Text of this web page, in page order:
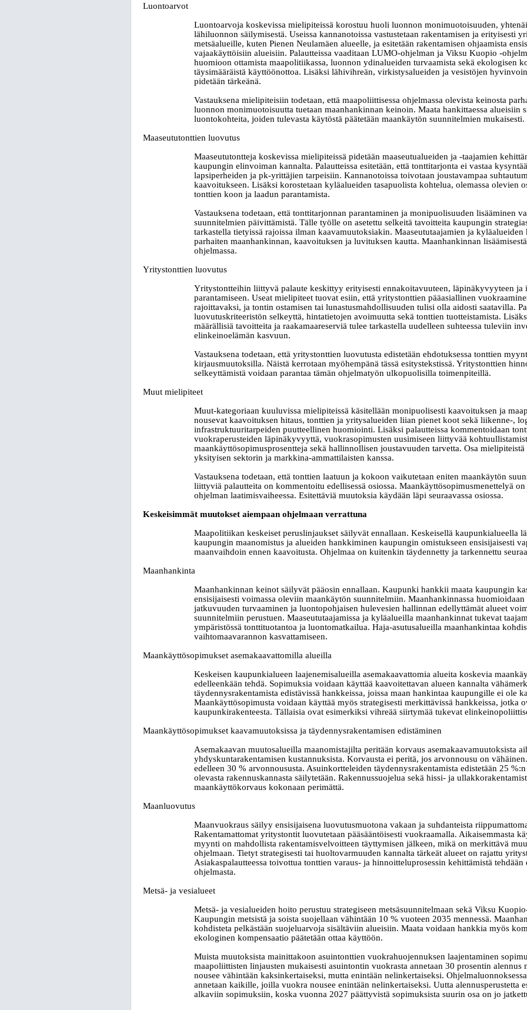
Luontoarvot
Luontoarvoja koskevissa mielipiteissä korostuu huoli luonnon monimuotoisuuden,
lähiluonnon säilymisestä. Useissa kannanotoissa vastustetaan rakentamisen ja erityisesti
metsäalueille, kuten Pienen Neulamäen alueelle, ja esitetään rakentamisen ohjaamista
vajaakäyttöisiin alueisiin. Palautteissa vaaditaan LUMO-ohjelman ja Viksu Kuopio -
huomioon ottamista maapolitiikassa, luonnon ydinalueiden turvaamista sekä ekologisen
täysimääräistä käyttöönottoa. Lisäksi lähivihreän, virkistysalueiden ja vesistöjen
pidetään tärkeänä.
Vastauksena mielipiteisiin todetaan, että maapoliittisessa ohjelmassa olevista keinosta
luonnon monimuotoisuutta tuetaan maanhankinnan keinoin. Maata hankittaessa alueisiin
luontokohteita, joiden tulevasta käytöstä päätetään maankäytön suunnitelmien mukaisesti.
Maaseututonttien luovutus
Maaseututontteja koskevissa mielipiteissä pidetään maaseutualueiden ja -taajamien
kaupungin elinvoiman kannalta. Palautteissa esitetään, että tonttitarjonta ei vastaa
lapsiperheiden ja pk-yrittäjien tarpeisiin. Kannanotoissa toivotaan joustavampaa
kaavoitukseen. Lisäksi korostetaan kyläalueiden tasapuolista kohtelua, olemassa olevien
tonttien koon ja laadun parantamista.
Vastauksena todetaan, että tonttitarjonnan parantaminen ja monipuolisuuden lisääminen
suunnitelmien päivittämistä. Tälle työlle on asetettu selkeitä tavoitteita kaupungin
tarkastella tietyissä rajoissa ilman kaavamuutoksiakin. Maaseututaajamien ja kyläalueiden
parhaiten maanhankinnan, kaavoituksen ja luvituksen kautta. Maanhankinnan
ohjelmassa.
Yritystonttien luovutus
Yritystontteihin liittyvä palaute keskittyy erityisesti ennakoitavuuteen, läpinäkyvyyteen ja
parantamiseen. Useat mielipiteet tuovat esiin, että yritystonttien pääasiallinen
rajoittavaksi, ja tontin ostamisen tai lunastusmahdollisuuden tulisi olla aidosti saatavilla.
luovutuskriteeristön selkeyttä, hintatietojen avoimuutta sekä tonttien tuotteistamista.
määrällisiä tavoitteita ja raakamaareserviä tulee tarkastella uudelleen suhteessa tuleviin
elinkeinoelämän kasvuun.
Vastauksena todetaan, että yritystonttien luovutusta edistetään ehdotuksessa tonttien
kirjausmuutoksilla. Näistä kerrotaan myöhempänä tässä esitystekstissä. Yritystonttien
selkeyttämistä voidaan parantaa tämän ohjelmatyön ulkopuolisilla toimenpiteillä.
Muut mielipiteet
Muut-kategoriaan kuuluvissa mielipiteissä käsitellään monipuolisesti kaavoituksen ja
nousevat kaavoituksen hitaus, tonttien ja yritysalueiden liian pienet koot sekä liikenne-,
infrastruktuuritarpeiden puutteellinen huomiointi. Lisäksi palautteissa kommentoidaan
vuokraperusteiden läpinäkyvyyttä, vuokrasopimusten uusimiseen liittyvää
maankäyttösopimusprosentteja sekä hallinnollisen joustavuuden tarvetta. Osa
yksityisen sektorin ja markkina-ammattilaisten kanssa.
Vastauksena todetaan, että tonttien laatuun ja kokoon vaikutetaan eniten maankäytön
liittyviä palautteita on kommentoitu edellisessä osiossa. Maankäyttösopimusmenettelyä
ohjelman laatimisvaiheessa. Esitettäviä muutoksia käydään läpi seuraavassa osiossa.
Keskeisimmät muutokset aiempaan ohjelmaan verrattuna
Maapolitiikan keskeiset peruslinjaukset säilyvät ennallaan. Keskeisellä kaupunkialueella
kaupungin maanomistus ja alueiden hankkiminen kaupungin omistukseen ensisijaisesti
maanvaihdoin ennen kaavoitusta. Ohjelmaa on kuitenkin täydennetty ja tarkennettu
Maanhankinta
Maanhankinnan keinot säilyvät pääosin ennallaan. Kaupunki hankkii maata kaupungin
ensisijaisesti voimassa oleviin maankäytön suunnitelmiin. Maanhankinnassa
jatkuvuuden turvaaminen ja luontopohjaisen hulevesien hallinnan edellyttämät alueet
suunnitelmiin perustuen. Maaseututaajamissa ja kyläalueilla maanhankinnat tukevat
ympäristössä tonttituotantoa ja luontomatkailua. Haja‑asutusalueilla maanhankintaa
vaihtomaavarannon kasvattamiseen.
Maankäyttösopimukset asemakaavattomilla alueilla
Keskeisen kaupunkialueen laajenemisalueilla asemakaavattomia alueita koskevia
edelleenkään tehdä. Sopimuksia voidaan käyttää kaavoitettavan alueen kannalta
täydennysrakentamista edistävissä hankkeissa, joissa maan hankintaa kaupungille ei ole
Maankäyttösopimusta voidaan käyttää myös strategisesti merkittävissä hankkeissa, jotka
kaupunkirakenteesta. Tällaisia ovat esimerkiksi vihreää siirtymää tukevat
Maankäyttösopimukset kaavamuutoksissa ja täydennysrakentamisen edistäminen
Asemakaavan muutosalueilla maanomistajilta peritään korvaus asemakaavamuutoksista
yhdyskuntarakentamisen kustannuksista. Korvausta ei peritä, jos arvonnousu on
edelleen 30 % arvonnoususta. Asuinkortteleiden täydennysrakentamista edistetään 25
olevasta rakennuskannasta säilytetään. Rakennussuojelua sekä hissi‑ja
maankäyttökorvaus kokonaan perimättä.
Maanluovutus
Maanvuokraus säilyy ensisijaisena luovutusmuotona vakaan ja suhdanteista
Rakentamattomat yritystontit luovutetaan pääsääntöisesti vuokraamalla. Aikaisemmasta
myynti on mahdollista rakentamisvelvoitteen täyttymisen jälkeen, mikä on merkittävä
ohjelmaan. Tietyt strategisesti tai huoltovarmuuden kannalta tärkeät alueet on rajattu
Asiakaspalautteessa toivottua tonttien varaus‑ja hinnoitteluprosessin kehittämistä tehdään
ohjelmasta.
Metsä- ja vesialueet
Metsä‑ja vesialueiden hoito perustuu strategiseen metsäsuunnitelmaan sekä Viksu Kuopio
Kaupungin metsistä ja soista suojellaan vähintään 10 % vuoteen 2035 mennessä.
kohdisteta pelkästään suojeluarvoja sisältäviin alueisiin. Maata voidaan hankkia myös
ekologinen kompensaatio päätetään ottaa käyttöön.
Muista muutoksista mainittakoon asuintonttien vuokrahuojennuksen laajentaminen
maapoliittisten linjausten mukaisesti asuintontin vuokrasta annetaan 30 prosentin
nousee vähintään kaksinkertaiseksi, mutta enintään nelinkertaiseksi.
annetaan kaikille, joilla vuokra nousee enintään nelinkertaiseksi. Uutta alennusperustetta
alkaviin sopimuksiin, koska vuonna 2027 päättyvistä sopimuksista suurin osa on jo